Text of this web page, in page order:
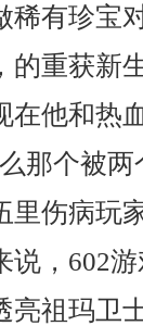
稀有珍宝
的重获新
在他和热
那个被
里伤病玩
说，602
祖玛卫士